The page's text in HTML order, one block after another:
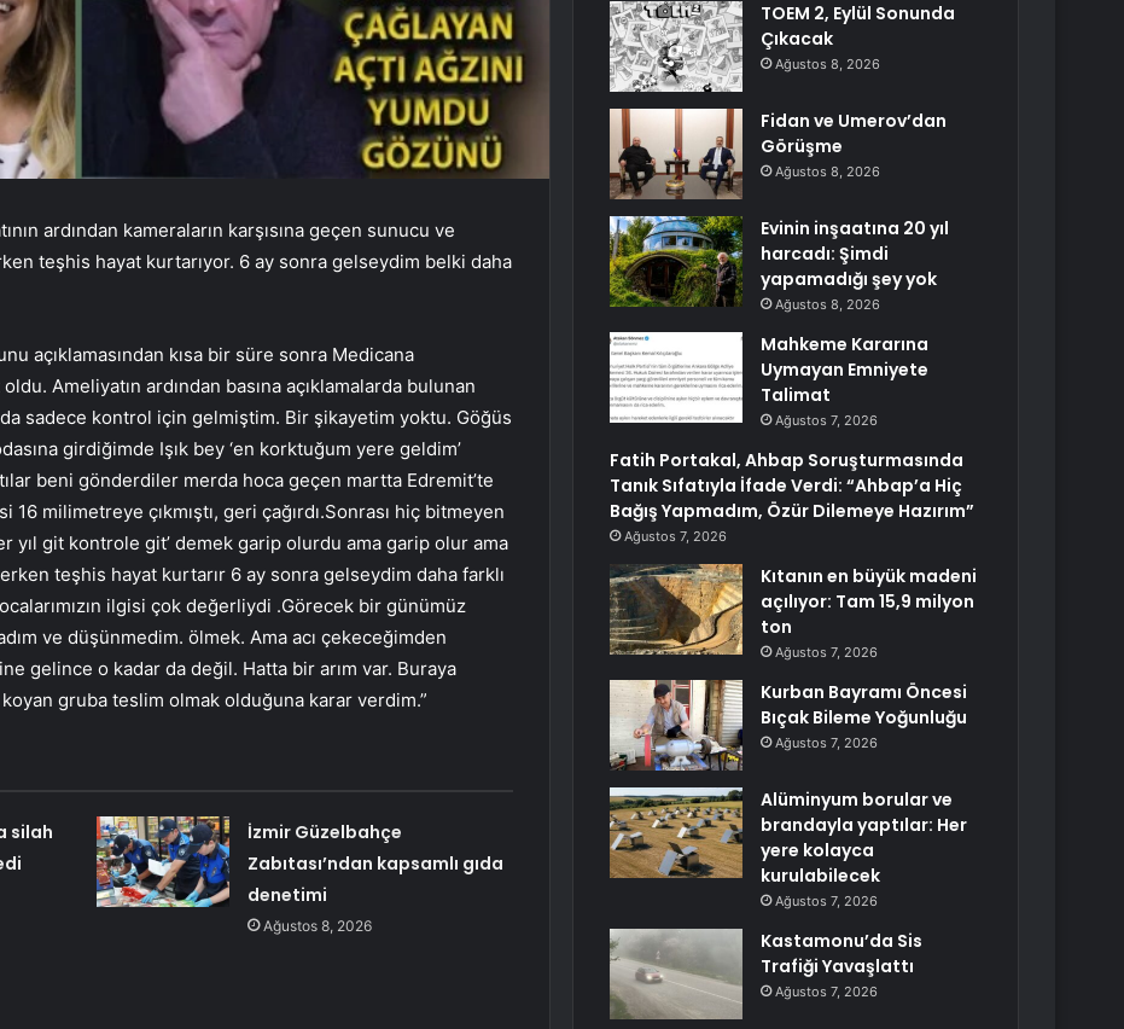
ardından kameraların karşısına geçen sunucu ve
teşhis hayat kurtarıyor. 6 ay sonra gelseydim belki daha
açıklamasından kısa bir süre sonra Medicana
Ameliyatın ardından basına açıklamalarda bulunan
sadece kontrol için gelmiştim. Bir şikayetim yoktu. Göğüs
girdiğimde Işık bey ‘en korktuğum yere geldim’
beni gönderdiler merda hoca geçen martta Edremit’te
milimetreye çıkmıştı, geri çağırdı.Sonrası hiç bitmeyen
yıl git kontrole git’ demek garip olurdu ama garip olur ama
teşhis hayat kurtarır 6 ay sonra gelseydim daha farklı
ilgisi çok değerliydi .Görecek bir günümüz
ve düşünmedim. ölmek. Ama acı çekeceğimden
gelince o kadar da değil. Hatta bir arım var. Buraya
gruba teslim olmak olduğuna karar verdim.”
silah
İzmir Güzelbahçe
Zabıtası’ndan kapsamlı gıda
denetimi
Ağustos 8, 2026
TOEM 2, Eylül Sonunda
Çıkacak
Ağustos 8, 2026
Fidan ve Umerov’dan
Görüşme
Ağustos 8, 2026
Evinin inşaatına 20 yıl
harcadı: Şimdi
yapamadığı şey yok
Ağustos 8, 2026
Mahkeme Kararına
Uymayan Emniyete
Talimat
Ağustos 7, 2026
Fatih Portakal, Ahbap Soruşturmasında
Tanık Sıfatıyla İfade Verdi: “Ahbap’a Hiç
Bağış Yapmadım, Özür Dilemeye Hazırım”
Ağustos 7, 2026
Kıtanın en büyük madeni
açılıyor: Tam 15,9 milyon
ton
Ağustos 7, 2026
Kurban Bayramı Öncesi
Bıçak Bileme Yoğunluğu
Ağustos 7, 2026
Alüminyum borular ve
brandayla yaptılar: Her
yere kolayca
kurulabilecek
Ağustos 7, 2026
Kastamonu’da Sis
Trafiği Yavaşlattı
Ağustos 7, 2026